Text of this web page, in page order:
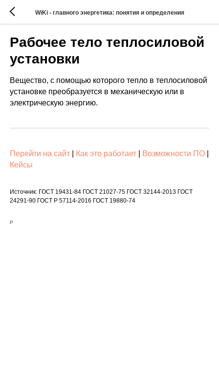
WiKi - главного энергетика: понятия и определения
Рабочее тело теплосиловой
установки
Вещество, с помощью которого тепло в теплосиловой
установке преобразуется в механическую или в
электрическую энергию.
Перейти на сайт Как это работает Возможности ПО
Кейсы
Источник: ГОСТ 19431-84 ГОСТ 21027-75 ГОСТ 32144-2013 ГОСТ
24291-90 ГОСТ Р 57114-2016 ГОСТ 19880-74
Р